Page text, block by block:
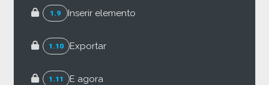
1.9 Inserir elemento
1.10 Exportar
1.11 E agora